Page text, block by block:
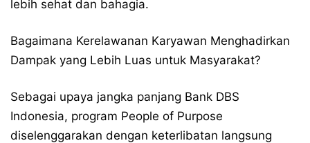
lebih sehat dan bahagia.
Bagaimana Kerelawanan Karyawan Menghadirkan
Dampak yang Lebih Luas untuk Masyarakat?
Sebagai upaya jangka panjang Bank DBS
Indonesia, program People of Purpose
diselenggarakan dengan keterlibatan langsung